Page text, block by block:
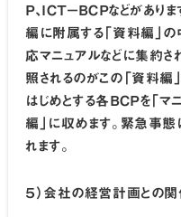
Ｐ、ＩＣＴ－ＢＣＰなどがあ
編に附属する「資料編」の
応マニュアルなどに集約さ
照されるのがこの「資料編」
はじめとする各ＢＣＰを「マ
編」に収めます。緊急事態
れます。
５）会社の経営計画との関